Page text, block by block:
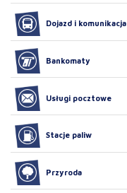
Dojazd i komunikacja
Bankomaty
Usługi pocztowe
Stacje paliw
Przyroda